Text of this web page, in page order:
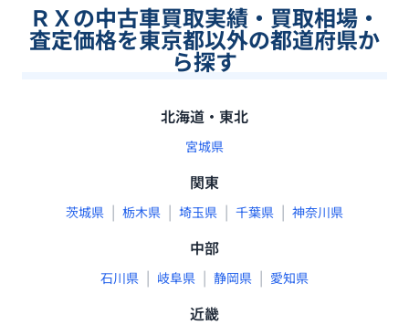
ＲＸの中古車買取実績・買取相場・
査定価格を東京都以外の都道府県か
ら探す
北海道・東北
宮城県
関東
茨城県 | 栃木県 | 埼玉県 | 千葉県 | 神奈川県
中部
石川県 | 岐阜県 | 静岡県 | 愛知県
近畿